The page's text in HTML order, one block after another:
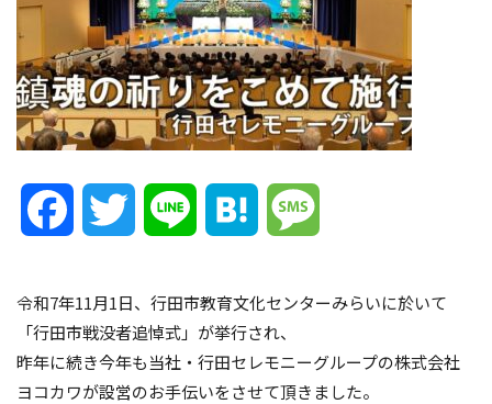
FacebookTwitter Line Hatena
令和7年11月1日、行田市教育文化センターみらいに於いて
「行田市戦没者追悼式」が挙行され、
昨年に続き今年も当社・行田セレモニーグループの株式会社
ヨコカワが設営のお手伝いをさせて頂きました。